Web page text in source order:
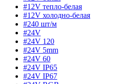
#12V тепло-белая
#12V холодно-белая
#240 шт/м
#24V
#24V 120
#24V 5mm
#24V 60
#24V IP65
#24V IP67